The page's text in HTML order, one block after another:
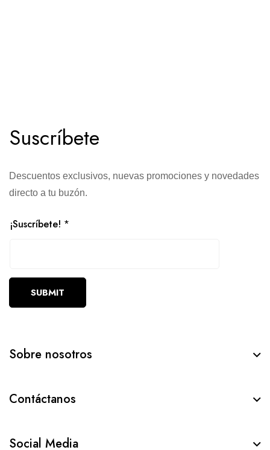
Suscríbete
Descuentos exclusivos, nuevas promociones y novedades
directo a tu buzón.
¡Suscríbete! *
SUBMIT
Sobre nosotros
Contáctanos
Social Media